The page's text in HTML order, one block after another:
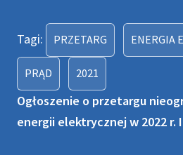
PRZETARG ENERGIA
PRĄD 2021
Ogłoszenie o przetargu
energii elektrycznej w 2022 r.